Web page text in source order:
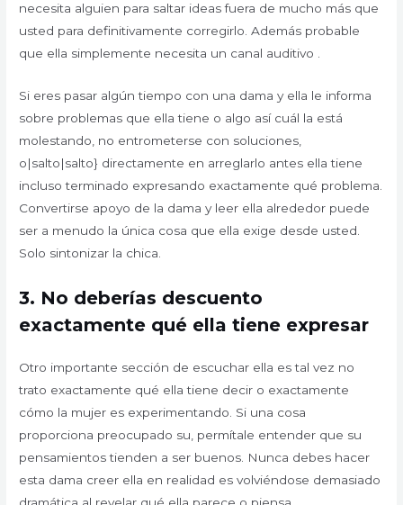
necesita alguien para saltar ideas fuera de mucho más que
usted para definitivamente corregirlo. Además probable
que ella simplemente necesita un canal auditivo .
Si eres pasar algún tiempo con una dama y ella le informa
sobre problemas que ella tiene o algo así cuál la está
molestando, no entrometerse con soluciones,
o|salto|salto} directamente en arreglarlo antes ella tiene
incluso terminado expresando exactamente qué problema.
Convertirse apoyo de la dama y leer ella alrededor puede
ser a menudo la única cosa que ella exige desde usted.
Solo sintonizar la chica.
3. No deberías descuento
exactamente qué ella tiene expresar
Otro importante sección de escuchar ella es tal vez no
trato exactamente qué ella tiene decir o exactamente
cómo la mujer es experimentando. Si una cosa
proporciona preocupado su, permítale entender que su
pensamientos tienden a ser buenos. Nunca debes hacer
esta dama creer ella en realidad es volviéndose demasiado